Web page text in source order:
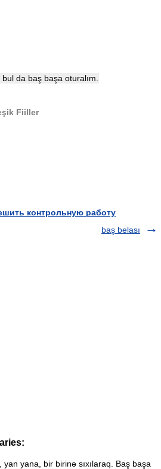
da baş başa oturalım.
Fiiller
контрольную работу
baş belası
yana, bir birinə sıxılaraq. Baş başa